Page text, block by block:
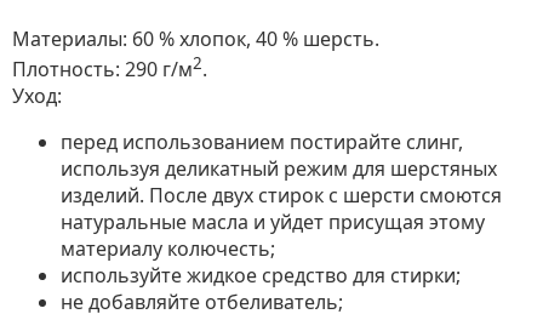
Материалы: 60 % хлопок, 40 % шерсть.
Плотность: 290 г/м2.
Уход:
перед использованием постирайте слинг,
используя деликатный режим для шерстяных
изделий. После двух стирок с шерсти смоются
натуральные масла и уйдет присущая этому
материалу колючесть;
используйте жидкое средство для стирки;
не добавляйте отбеливатель;